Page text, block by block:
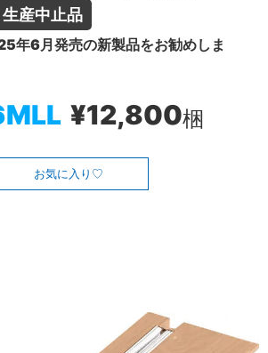
産中止品
年6月発売の新製品をお勧めしま
¥12,800梱
お気に入り